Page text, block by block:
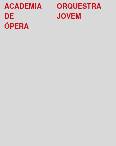
ACADEMIA
DE
ÓPERA
ORQUESTRA
JOVEM